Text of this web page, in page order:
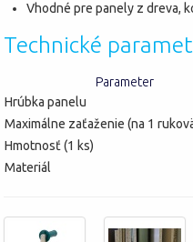
Vhodné pre panely z dreva,
Technické
Parameter
Hrúbka panelu
Maximálne zaťaženie (na 1
Hmotnosť (1 ks)
Materiál